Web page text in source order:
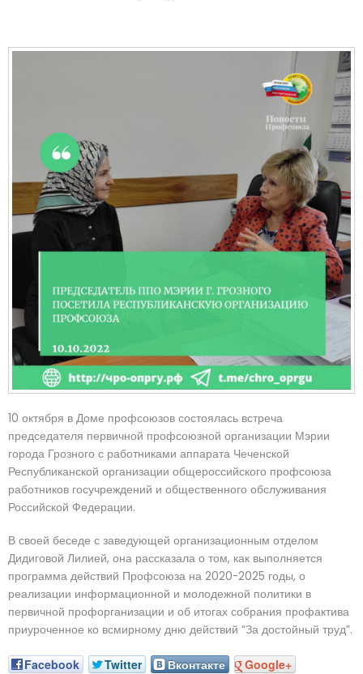
10 октября в Доме профсоюзов состоялась встреча
председателя первичной профсоюзной организации Мэрии
города Грозного с работниками аппарата Чеченской
Республиканской организации общероссийского профсоюза
работников госучреждений и общественного обслуживания
Российской Федерации.
В своей беседе с заведующей организационным отделом
Дидиговой Лилией, она рассказала о том, как выполняется
программа действий Профсоюза на 2020-2025 годы, о
реализации информационной и молодежной политики в
первичной профорганизации и об итогах собрания профактива
приуроченное ко всмирному дню действий “За достойный труд”.
Facebook Twitter Вконтакте Google+